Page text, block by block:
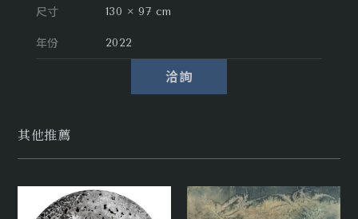
尺寸
130 × 97 cm
年份 2022
洽詢
其他推薦